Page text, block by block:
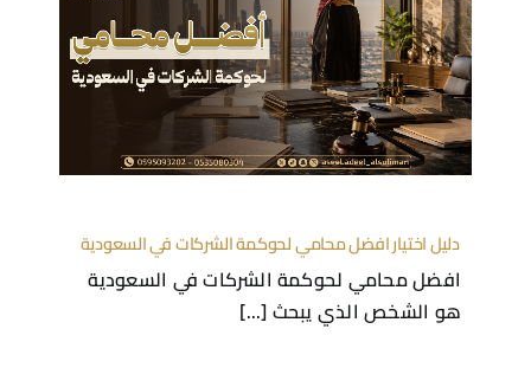
دليل اختيار افضل محامي لحوكمة الشركات في السعودية
افضل محامي لحوكمة الشركات في السعودية
هو الشخص الذي يبحث [...]